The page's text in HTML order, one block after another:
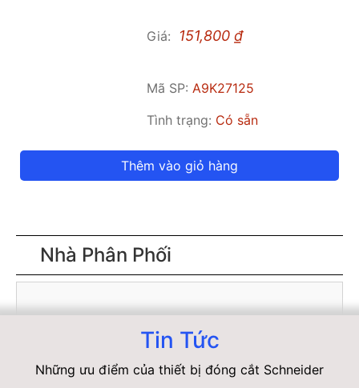
Giá: 151,800₫
Mã SP:A9K27125
Tình trạng: Có sẵn
Thêm vào giỏ hàng
Nhà Phân Phối
Tin Tức
Những ưu điểm của thiết bị đóng cắt Schneider